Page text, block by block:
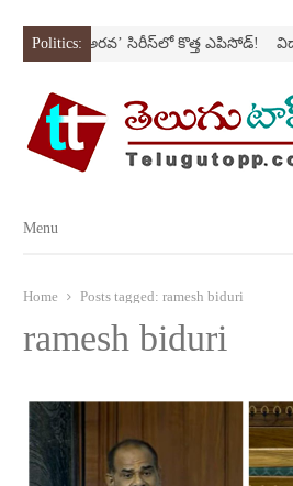
Politics:‘అర‌వ’ సిరీస్‌లో కొత్త ఎపిసోడ్‌!
Menu
Menu
Home Posts tagged: ramesh biduri
ramesh biduri